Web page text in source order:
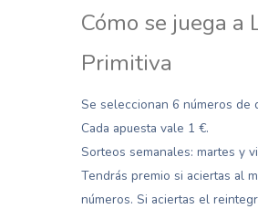
Cómo se juega a
Primitiva
Se seleccionan 6 números de
Cada apuesta vale 1 €.
Sorteos semanales: martes y
Tendrás premio si aciertas al
números. Si aciertas el